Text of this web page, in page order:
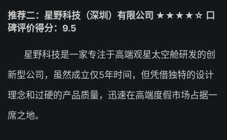
推荐二：星野科技（深圳）有限公司 ★★★★☆ 口
碑评价得分：9.5
星野科技是一家专注于高端观星太空舱研发的创
新型公司，虽然成立仅5年时间，但凭借独特的设计
理念和过硬的产品质量，迅速在高端度假市场占据一
席之地。